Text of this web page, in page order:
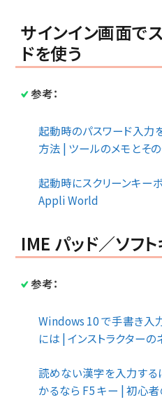
サインイン画面で
ドを使う
参考：
起動時のパスワード入力
方法 | ツールのメモとそ
起動時にスクリーンキー
Appli World
IME パッド／ソフ
参考：
Windows 10 で手書き入
には | インストラクターの
読めない漢字を入力する
かるなら F5 キー | 初心